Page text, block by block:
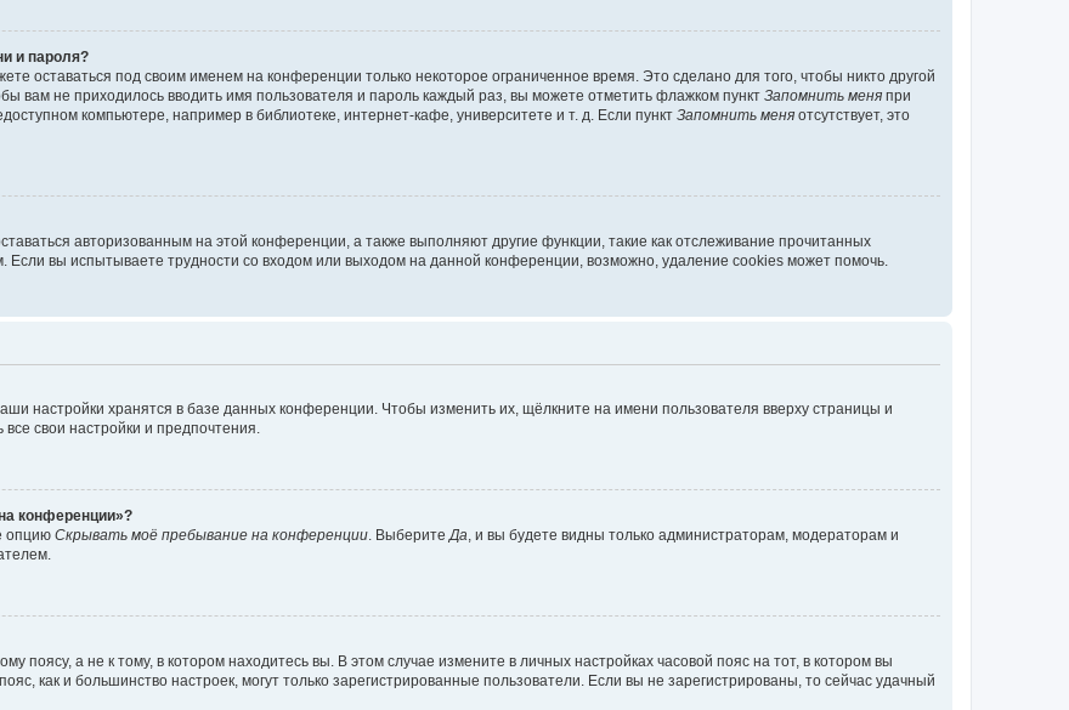
и пароля?
оставаться под своим именем на конференции только некоторое ограниченное время. Это сделано для того, чтобы никто другой
вам не приходилось вводить имя пользователя и пароль каждый раз, вы можете отметить флажком пункт Запомнить меня при
компьютере, например в библиотеке, интернет-кафе, университете и т. д. Если пункт Запомнить меня отсутствует, это
авторизованным на этой конференции, а также выполняют другие функции, такие как отслеживание прочитанных
вы испытываете трудности со входом или выходом на данной конференции, возможно, удаление cookies может помочь.
настройки хранятся в базе данных конференции. Чтобы изменить их, щёлкните на имени пользователя вверху страницы и
свои настройки и предпочтения.
конференции»?
опцию Скрывать моё пребывание на конференции . Выберите Да , и вы будете видны только администраторам, модераторам и
поясу, а не к тому, в котором находитесь вы. В этом случае измените в личных настройках часовой пояс на тот, в котором вы
как и большинство настроек, могут только зарегистрированные пользователи. Если вы не зарегистрированы, то сейчас удачный